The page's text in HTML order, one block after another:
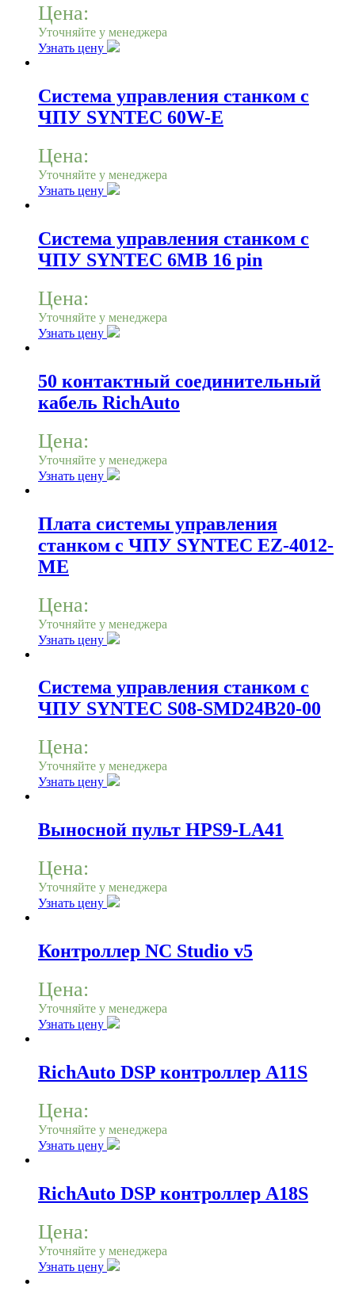
Цена:
Уточняйте у менеджера
Узнать цену
Система управления станком с
ЧПУ SYNTEC 60W-E
Цена:
Уточняйте у менеджера
Узнать цену
Система управления станком с
ЧПУ SYNTEC 6MB 16 pin
Цена:
Уточняйте у менеджера
Узнать цену
50 контактный соединительный
кабель RichAuto
Цена:
Уточняйте у менеджера
Узнать цену
Плата системы управления
станком с ЧПУ SYNTEC EZ-4012-
ME
Цена:
Уточняйте у менеджера
Узнать цену
Система управления станком с
ЧПУ SYNTEC S08-SMD24B20-00
Цена:
Уточняйте у менеджера
Узнать цену
Выносной пульт HPS9-LA41
Цена:
Уточняйте у менеджера
Узнать цену
Контроллер NC Studio v5
Цена:
Уточняйте у менеджера
Узнать цену
RichAuto DSP контроллер A11S
Цена:
Уточняйте у менеджера
Узнать цену
RichAuto DSP контроллер A18S
Цена:
Уточняйте у менеджера
Узнать цену